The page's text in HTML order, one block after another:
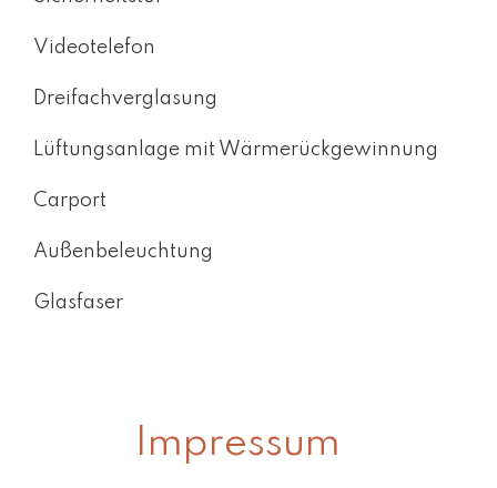
Videotelefon
Dreifachverglasung
Lüftungsanlage mit Wärmerückgewinnung
Carport
Außenbeleuchtung
Glasfaser
Impressum